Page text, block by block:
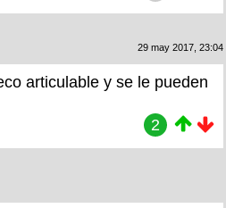
29 may 2017, 23:04
articulable y se le pueden
2